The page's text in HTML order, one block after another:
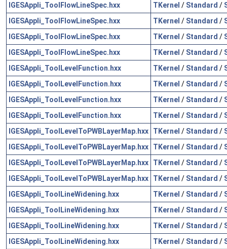
IGESAppli_ToolFlowLineSpec.hxx
TKernel / Standard /
IGESAppli_ToolFlowLineSpec.hxx
TKernel / Standard /
IGESAppli_ToolFlowLineSpec.hxx
TKernel / Standard /
IGESAppli_ToolFlowLineSpec.hxx
TKernel / Standard /
IGESAppli_ToolLevelFunction.hxx
TKernel / Standard /
IGESAppli_ToolLevelFunction.hxx
TKernel / Standard /
IGESAppli_ToolLevelFunction.hxx
TKernel / Standard /
IGESAppli_ToolLevelFunction.hxx
TKernel / Standard /
IGESAppli_ToolLevelToPWBLayerMap.hxx
TKernel / Standard /
IGESAppli_ToolLevelToPWBLayerMap.hxx
TKernel / Standard /
IGESAppli_ToolLevelToPWBLayerMap.hxx
TKernel / Standard /
IGESAppli_ToolLevelToPWBLayerMap.hxx
TKernel / Standard /
IGESAppli_ToolLineWidening.hxx
TKernel / Standard /
IGESAppli_ToolLineWidening.hxx
TKernel / Standard /
IGESAppli_ToolLineWidening.hxx
TKernel / Standard /
IGESAppli_ToolLineWidening.hxx
TKernel / Standard /